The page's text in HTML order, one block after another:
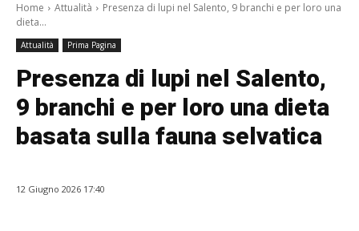
Home Attualità
Presenza di lupi nel Salento, 9 branchi e per loro una
dieta...
Attualità Prima Pagina
Presenza di lupi nel Salento,
9 branchi e per loro una dieta
basata sulla fauna selvatica
12 Giugno 2026 17:40